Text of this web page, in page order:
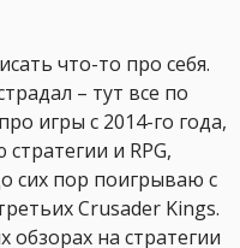
что-то про себя.
– тут все по
игры с 2014-го года,
и RPG,
сих пор поигрываю с
Crusader Kings.
обзорах на стратегии